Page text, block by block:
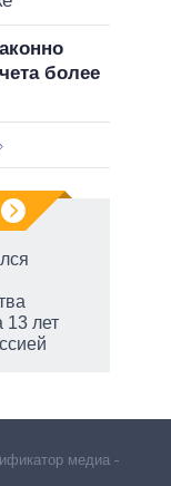
более
13 лет
медиа –